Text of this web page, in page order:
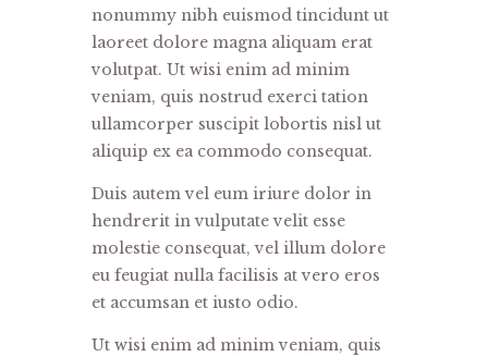
nonummy nibh euismod tincidunt ut
laoreet dolore magna aliquam erat
volutpat. Ut wisi enim ad minim
veniam, quis nostrud exerci tation
ullamcorper suscipit lobortis nisl ut
aliquip ex ea commodo consequat.
Duis autem vel eum iriure dolor in
hendrerit in vulputate velit esse
molestie consequat, vel illum dolore
eu feugiat nulla facilisis at vero eros
et accumsan et iusto odio.
Ut wisi enim ad minim veniam, quis